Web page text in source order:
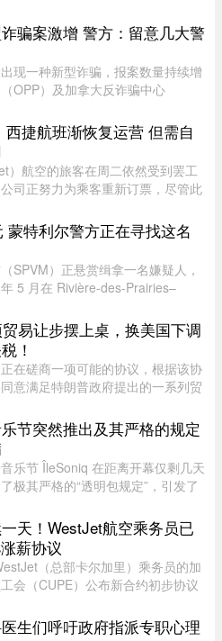
相关诈骗活动。CAFC 指出，一旦
转出，几乎不可能追 ...
骗案激增 警方：留意几大警
现一种新型诈骗，报案数量持续增
OPP）及加拿大反诈骗中心
这类手法日益复杂的骗局发出警
大电信公司——罗渣士 ...
西捷航班渐恢复运营 但需自
）航空的旅客在周二依然受到罢工
司正努力为乘客重新订票，尽管此
工会达成临时协议，航班已恢复运
二发邮件表 ...
蒙特利尔警方正在寻找这名
SPVM）正悬赏缉拿一名嫌疑人，
5 月在 Rivière-des-Prairies–
众协助确认嫌犯身份。据描述，嫌
性，身高在 ...
易让步摆上桌，换美国下调
！
在磋商一项可能的协议，根据该协
意满足特朗普政府提出的一系列贸
期临近，双方谈判日益紧张。《环
知情业内人 ...
节突然推出及其严格的规定
乐节 ÎleSoniq 在距离开幕仅剩几天
极其严格的“透明包规定”，引发了
果在 ÎleSoniq 开幕前几天还得折腾
太 ...
天！WestJet航空乘务员已
薪协议
（总部卡尔加里）乘务员的加
会（CUPE）公布新合约初步协议
面工作也获补偿；休息时间增加；
生们呼吁政府指派专职心理